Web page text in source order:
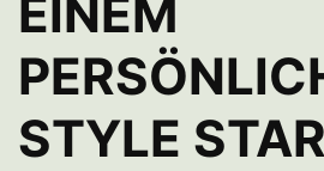
EINEM
STYLE